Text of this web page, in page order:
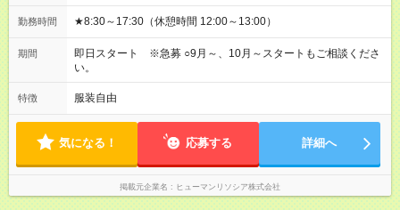
勤務時間 ★8:30～17:30（休憩時間 12:00～13:00）
期間
即日スタート ※急募 ○9月～、10月～スタートもご相談くださ
い。
特徴 服装自由
気になる！ 応募する 詳細へ
掲載元企業名 ヒューマンリソシア株式会社